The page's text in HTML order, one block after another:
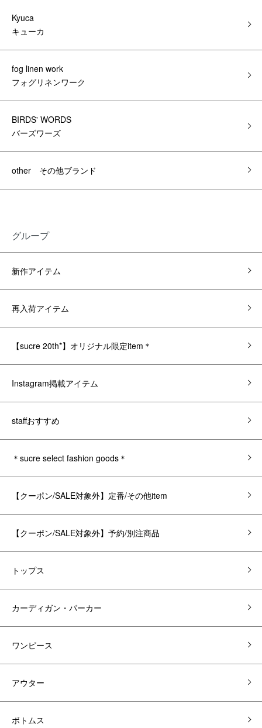
Kyuca
キューカ
fog linen work
フォグリネンワーク
BIRDS' WORDS
バーズワーズ
other その他ブランド
グループ
新作アイテム
再入荷アイテム
【sucre 20th*】オリジナル限定item＊
Instagram掲載アイテム
staffおすすめ
＊sucre select fashion goods＊
【クーポン/SALE対象外】定番/その他item
【クーポン/SALE対象外】予約/別注商品
トップス
カーディガン・パーカー
ワンピース
アウター
ボトムス